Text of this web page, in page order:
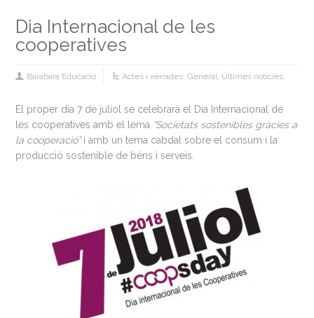
Dia Internacional de les
cooperatives
Barabara Educació Actes i xerrades,General, Últimes noticies
El proper dia 7 de juliol se celebrarà el Dia Internacional de
les cooperatives amb el lema “Societats sostenibles gràcies a
la cooperació”i amb un tema cabdal sobre el consum i la
producció sostenible de béns i serveis.